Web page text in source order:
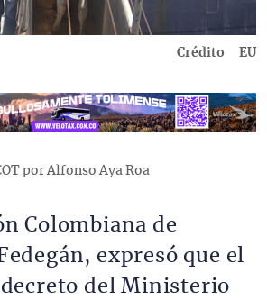
Crédito EU
por Alfonso Aya Roa
Colombiana de
expresó que el
del Ministerio